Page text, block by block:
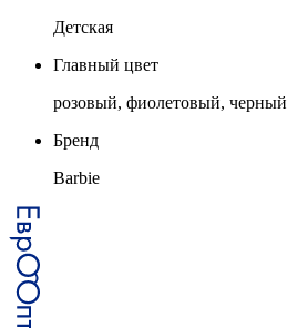
Детская
Главный цвет
розовый, фиолетовый, черный
Бренд
Barbie